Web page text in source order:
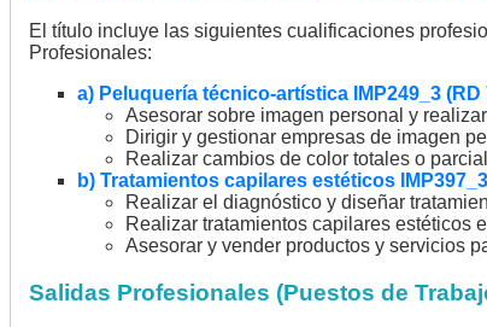
El título incluye las siguientes cualificaciones
Profesionales:
a) Peluquería técnico-artística IMP249_3 (RD
Asesorar sobre imagen personal y
Dirigir y gestionar empresas de imagen
Realizar cambios de color totales o
b) Tratamientos capilares estéticos
Realizar el diagnóstico y diseñar
Realizar tratamientos capilares estéticos
Asesorar y vender productos y servicios
Salidas Profesionales (Puestos de